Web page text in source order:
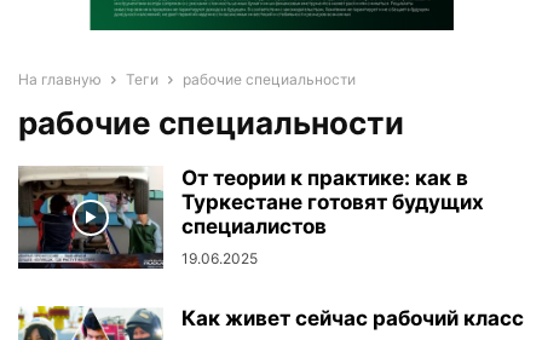
На главную Теги рабочие специальности
рабочие специальности
От теории к практике: как в
Туркестане готовят будущих
специалистов
19.06.2025
Как живет сейчас рабочий класс